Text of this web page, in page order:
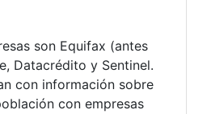
son Equifax (antes
Datacrédito y Sentinel.
con información sobre
con empresas